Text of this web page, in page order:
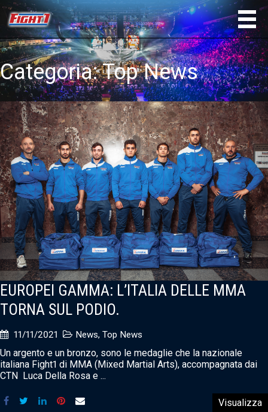
Categoria:Top News
EUROPEI GAMMA: L’ITALIA DELLE MMA
TORNA SUL PODIO.
11/11/2021 News, Top News
Un argento e un bronzo, sono le medaglie che la nazionale
italiana Fight1 di MMA (Mixed Martial Arts), accompagnata dai
CTN Luca Della Rosa e ...
Visualizza